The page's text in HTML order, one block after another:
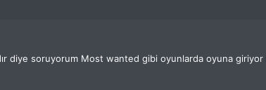
diye soruyorum Most wanted gibi oyunlarda oyuna giriyor